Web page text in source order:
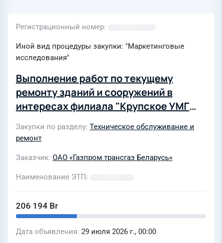
Регистрационный номер
Иной вид процедуры закупки: "Маркетинговые
исследования"
Выполнение работ по текущему
ремонту зданий и сооружений в
интересах филиала "Крупское УМГ
ОАО "Газпром трансгаз Беларусь" в
2027 году
Закупки по разделу Техническое обслуживание и
ремонт
Заказчик ОАО «Газпром трансгаз Беларусь»
Наименование ЭТП
206 194 Br
Дата объявления 29 июля 2026 г., 00:00